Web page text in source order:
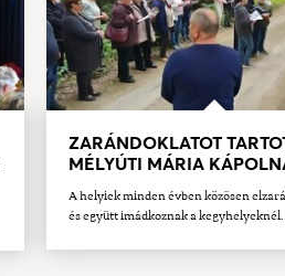
ZARÁNDOKLATOT
MÉLYÚTI MÁRIA
A helyiek minden évben közösen
és együtt imádkoznak a kegyhelyeknél.